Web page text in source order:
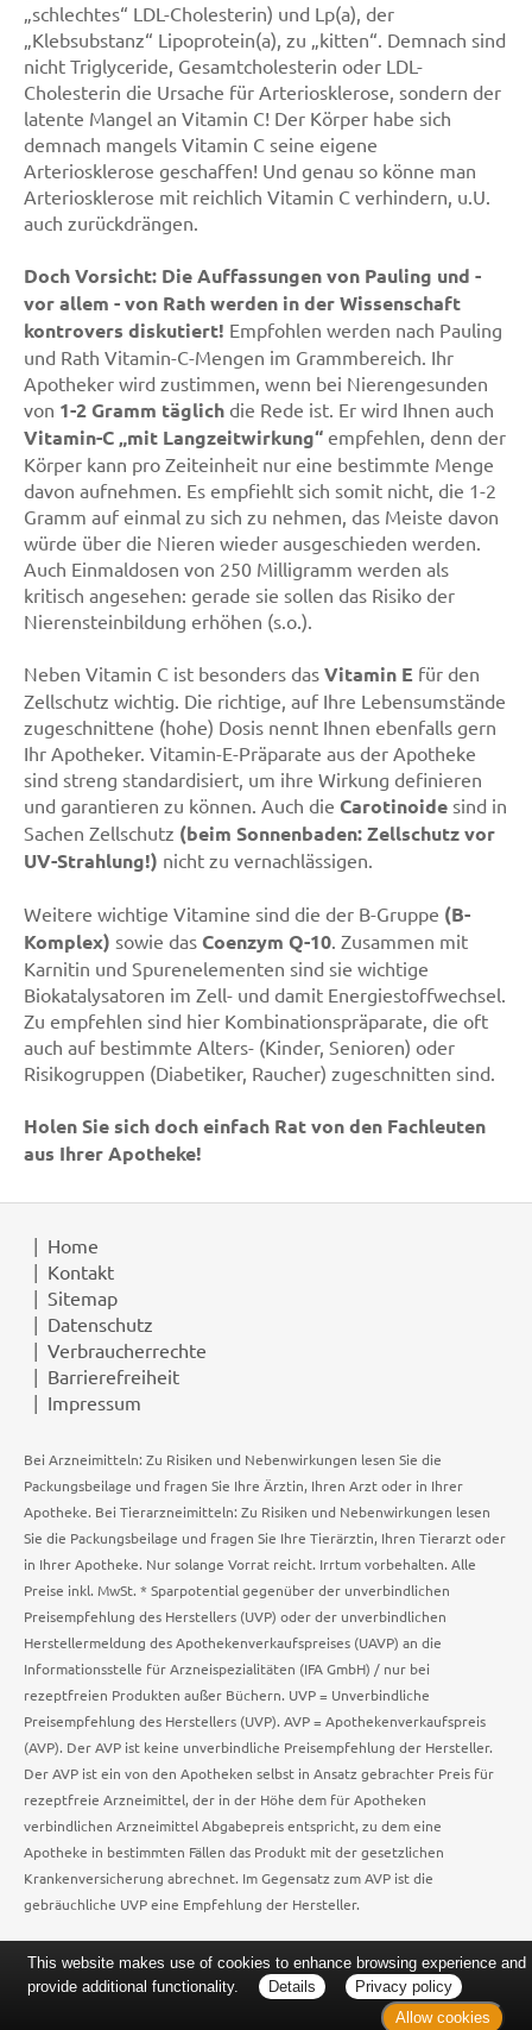
„schlechtes“ LDL-Cholesterin) und Lp(a), der
„Klebsubstanz“ Lipoprotein(a), zu „kitten“. Demnach sind
nicht Triglyceride, Gesamtcholesterin oder LDL-
Cholesterin die Ursache für Arteriosklerose, sondern der
latente Mangel an Vitamin C! Der Körper habe sich
demnach mangels Vitamin C seine eigene
Arteriosklerose geschaffen! Und genau so könne man
Arteriosklerose mit reichlich Vitamin C verhindern, u.U.
auch zurückdrängen.
Doch Vorsicht: Die Auffassungen von Pauling und -
vor allem - von Rath werden in der Wissenschaft
kontrovers diskutiert! Empfohlen werden nach Pauling
und Rath Vitamin-C-Mengen im Grammbereich. Ihr
Apotheker wird zustimmen, wenn bei Nierengesunden
von 1-2 Gramm täglich die Rede ist. Er wird Ihnen auch
Vitamin-C „mit Langzeitwirkung“ empfehlen, denn der
Körper kann pro Zeiteinheit nur eine bestimmte Menge
davon aufnehmen. Es empfiehlt sich somit nicht, die 1-2
Gramm auf einmal zu sich zu nehmen, das Meiste davon
würde über die Nieren wieder ausgeschieden werden.
Auch Einmaldosen von 250 Milligramm werden als
kritisch angesehen: gerade sie sollen das Risiko der
Nierensteinbildung erhöhen (s.o.).
Neben Vitamin C ist besonders das Vitamin E für den
Zellschutz wichtig. Die richtige, auf Ihre Lebensumstände
zugeschnittene (hohe) Dosis nennt Ihnen ebenfalls gern
Ihr Apotheker. Vitamin-E-Präparate aus der Apotheke
sind streng standardisiert, um ihre Wirkung definieren
und garantieren zu können. Auch die Carotinoide sind in
Sachen Zellschutz (beim Sonnenbaden: Zellschutz vor
UV-Strahlung!) nicht zu vernachlässigen.
Weitere wichtige Vitamine sind die der B-Gruppe (B-
Komplex) sowie das Coenzym Q-10. Zusammen mit
Karnitin und Spurenelementen sind sie wichtige
Biokatalysatoren im Zell- und damit Energiestoffwechsel.
Zu empfehlen sind hier Kombinationspräparate, die oft
auch auf bestimmte Alters- (Kinder, Senioren) oder
Risikogruppen (Diabetiker, Raucher) zugeschnitten sind.
Holen Sie sich doch einfach Rat von den Fachleuten
aus Ihrer Apotheke!
Home
Kontakt
Sitemap
Datenschutz
Verbraucherrechte
Barrierefreiheit
Impressum
Bei Arzneimitteln: Zu Risiken und Nebenwirkungen lesen Sie die
Packungsbeilage und fragen Sie Ihre Ärztin, Ihren Arzt oder in Ihrer
Apotheke. Bei Tierarzneimitteln: Zu Risiken und Nebenwirkungen lesen
Sie die Packungsbeilage und fragen Sie Ihre Tierärztin, Ihren Tierarzt oder
in Ihrer Apotheke. Nur solange Vorrat reicht. Irrtum vorbehalten. Alle
Preise inkl. MwSt. * Sparpotential gegenüber der unverbindlichen
Preisempfehlung des Herstellers (UVP) oder der unverbindlichen
Herstellermeldung des Apothekenverkaufspreises (UAVP) an die
Informationsstelle für Arzneispezialitäten (IFA GmbH) / nur bei
rezeptfreien Produkten außer Büchern. UVP = Unverbindliche
Preisempfehlung des Herstellers (UVP). AVP = Apothekenverkaufspreis
(AVP). Der AVP ist keine unverbindliche Preisempfehlung der Hersteller.
Der AVP ist ein von den Apotheken selbst in Ansatz gebrachter Preis für
rezeptfreie Arzneimittel, der in der Höhe dem für Apotheken
verbindlichen Arzneimittel Abgabepreis entspricht, zu dem eine
Apotheke in bestimmten Fällen das Produkt mit der gesetzlichen
Krankenversicherung abrechnet. Im Gegensatz zum AVP ist die
gebräuchliche UVP eine Empfehlung der Hersteller.
This website makes use of cookies to enhance browsing experience and
provide additional functionality.
Details
Privacy policy
Allow cookies